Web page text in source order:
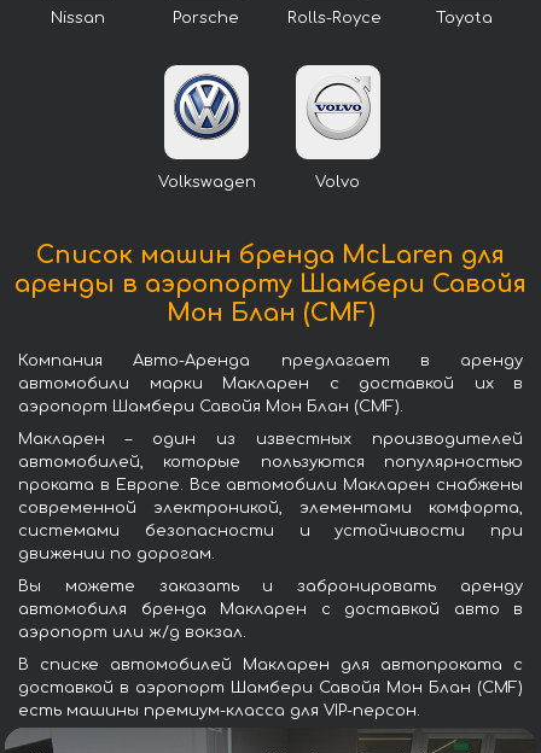
Nissan Porsche Rolls-Royce Toyota
Volkswagen Volvo
Список машин бренда McLaren для
аренды в аэропорту Шамбери Савойя
Мон Блан (CMF)
Компания Авто-Аренда предлагает в аренду
автомобили марки Макларен с доставкой их в
аэропорт Шамбери Савойя Мон Блан (CMF).
Макларен – один из известных производителей
автомобилей, которые пользуются популярностью
проката в Европе. Все автомобили Макларен снабжены
современной электроникой, элементами комфорта,
системами безопасности и устойчивости при
движении по дорогам.
Вы можете заказать и забронировать аренду
автомобиля бренда Макларен с доставкой авто в
аэропорт или ж/д вокзал.
В списке автомобилей Макларен для автопроката с
доставкой в аэропорт Шамбери Савойя Мон Блан (CMF)
есть машины премиум-класса для VIP-персон.